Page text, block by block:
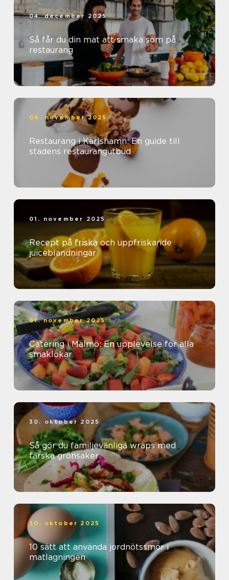
04. december 2025
Så får du din mat att smaka som på
restaurang
06. november 2025
Restaurang i Karlshamn: En guide till
stadens restaurangutbud
01. november 2025
Recept på friska och uppfriskande
juiceblandningar
01. november 2025
Catering i Malmö: En upplevelse för alla
smaklökar
30. oktober 2025
Så gör du familjevänliga wraps med
färska grönsaker
30. oktober 2025
10 sätt att använda jordnötssmör i
matlagningen